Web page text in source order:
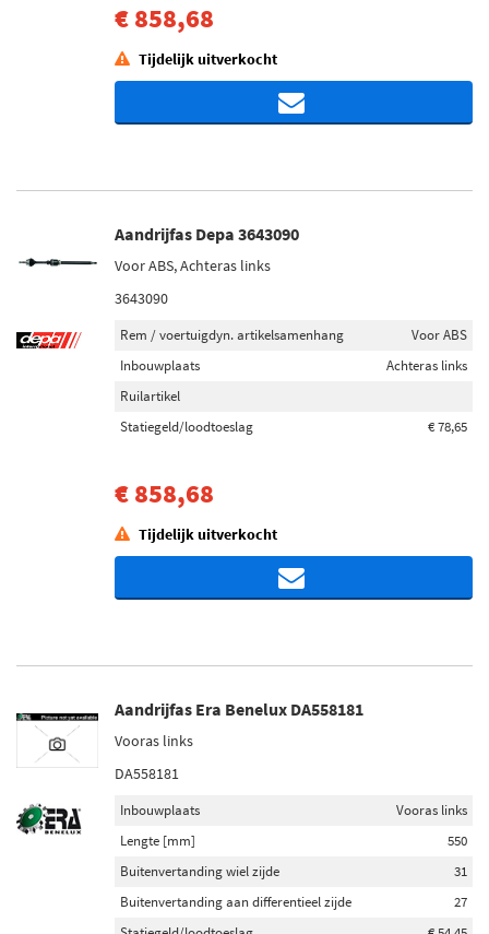
€ 858,68
Tijdelijk uitverkocht
Aandrijfas Depa 3643090
Voor ABS, Achteras links
3643090
Rem / voertuigdyn. artikelsamenhang
Voor ABS
Inbouwplaats
Achteras links
Ruilartikel
Statiegeld/loodtoeslag
€ 78,65
€ 858,68
Tijdelijk uitverkocht
Aandrijfas Era Benelux DA558181
Vooras links
DA558181
Inbouwplaats
Vooras links
Lengte [mm]
550
Buitenvertanding wiel zijde
31
Buitenvertanding aan differentieel zijde
27